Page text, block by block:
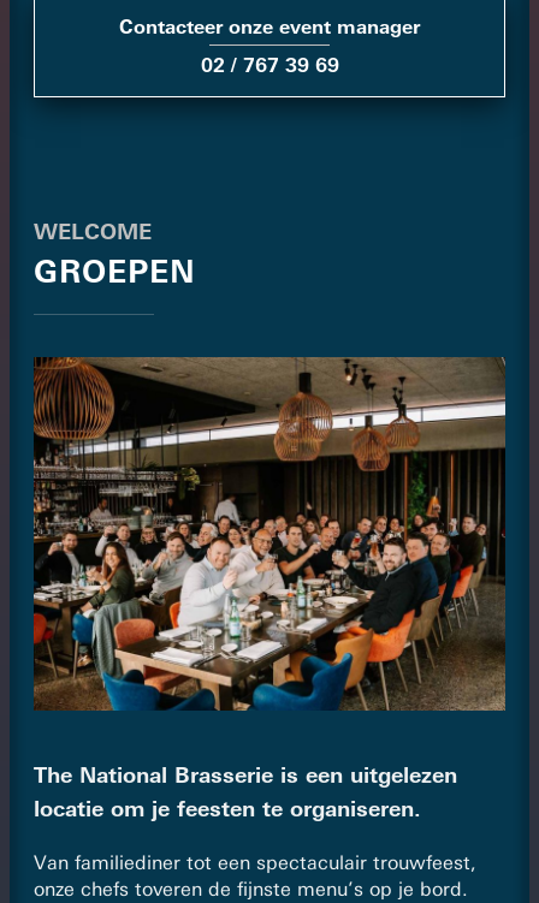
Contacteer onze event manager
02 / 767 39 69
WELCOME
GROEPEN
The National Brasserie is een uitgelezen
locatie om je feesten te organiseren.
Van familiediner tot een spectaculair trouwfeest,
onze chefs toveren de fijnste menu’s op je bord.